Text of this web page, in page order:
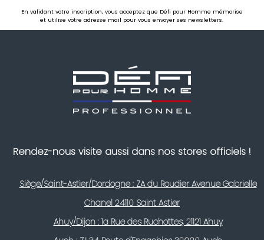
En validant votre inscription, vous acceptez que Défi pour Homme mémorise
et utilise votre adresse mail pour vous envoyer ses newsletters.
Rendez-nous visite aussi dans nos stores officiels !
Siège/Saint-Astier/Dordogne : ZA du Roudier Avenue Gabrielle
Chanel 24110 Saint Astier
Ahuy/Dijon : 1a Rue des Ruchottes, 21121 Ahuy